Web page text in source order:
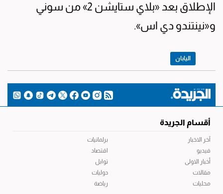
الإطلاق بعد «بلاي ستايشن 2» من سوني
و«نينتندو دي اس».
اليابان
أقسام الجريدة
آخر الاخبار
فيديو
أخبار الاولى
مقالات
محليات
برلمانيات
اقتصاد
توابل
دوليات
رياضة